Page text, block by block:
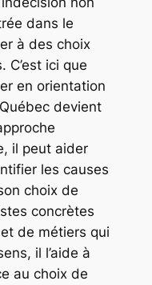
dans le
à des choix
C’est ici que
en orientation
devient
il peut aider
les causes
choix de
concrètes
de métiers qui
il l’aide à
au choix de